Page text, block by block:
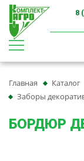
8
Главная Каталог
Заборы
БОРДЮР